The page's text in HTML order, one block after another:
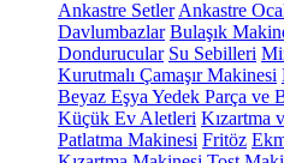
Ankastre Setler Ankastre
Davlumbazlar Bulaşık
Dondurucular Su Sebilleri
Kurutmalı Çamaşır Makinesi
Beyaz Eşya Yedek Parça ve
Küçük Ev Aletleri Kızartma
Patlatma Makinesi Fritöz